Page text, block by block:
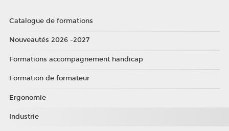
Catalogue de formations
Nouveautés 2026 -2027
Formations accompagnement handicap
Formation de formateur
Ergonomie
Industrie